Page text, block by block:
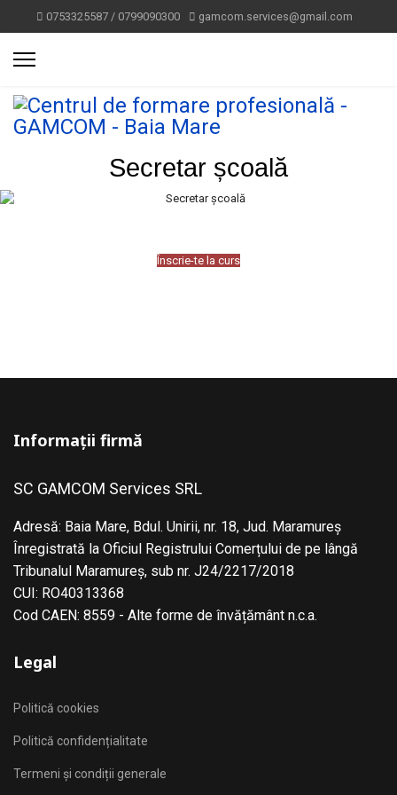
0753325587 / 0799090300 gamcom.services@gmail.com
Secretar școală
Înscrie-te la curs
Informații firmă
SC GAMCOM Services SRL
Adresă: Baia Mare, Bdul. Unirii, nr. 18, Jud. Maramureş
Înregistrată la Oficiul Registrului Comerțului de pe lângă
Tribunalul Maramureş, sub nr. J24/2217/2018
CUI: RO40313368
Cod CAEN: 8559 - Alte forme de învățământ n.c.a.
Legal
Politică cookies
Politică confidențialitate
Termeni și condiții generale